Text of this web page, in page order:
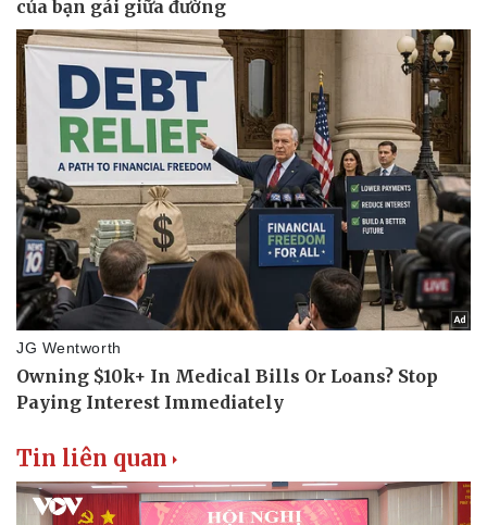
Thể thao
Bóng đá
Lịch thi đấu bóng đá
Thế giới thể thao
eSports
Hậu trường
Ô tô - Xe máy
Ô tô
Xe máy
Tin liên quan